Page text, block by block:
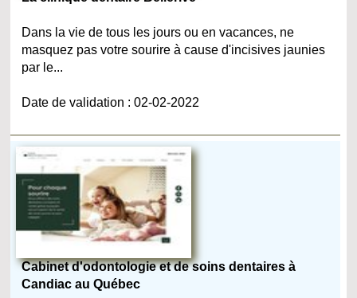
Dans la vie de tous les jours ou en vacances, ne
masquez pas votre sourire à cause d'incisives jaunies
par le...
Date de validation : 02-02-2022
Cabinet d'odontologie et de soins dentaires à
Candiac au Québec